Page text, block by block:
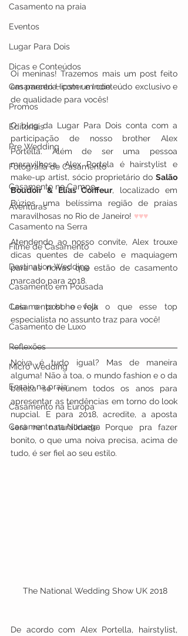
Casamento na praia
Eventos
Lugar Para Dois
Dicas e Conteúdos
Casamento Hipster e Indie
Promos
Editoriais
Pre Wedding
Fotografia de Casamento
Casamento no Campo
Aventuras
Casamento na Serra
Filme de Casamento
Destination Wedding
Casamento em Pousada
Casamento boho e folk
Casamento de Luxo
Reflexões
Micro Wedding
Ensaio na praia
Casamento na Europa
Casamento na Noruega
Oi meninas! Trazemos mais um post feito
em parceria, com um conteúdo exclusivo e
de qualidade para vocês!
O blog da Lugar Para Dois conta com a
participação de nosso brother Alex
Portella. Além de ser uma pessoa
maravilhosa, Alex Portela é hairstylist e
make-up artist, sócio proprietário do Salão
Boudoir & Elias Coiffeur, localizado em
Búzios, uma belíssima região de praias
maravilhosas no Rio de Janeiro! ♥♥♥
Atendendo ao nosso convite, Alex trouxe
dicas quentes de cabelo e maquiagem
para as noivas que estão de casamento
marcado para 2018.
Leia o post e veja o que esse top
especialista no assunto traz para você!
Noiva é tudo igual? Mas de maneira
alguma! Não à toa, o mundo fashion e o da
beleza se reúnem todos os anos para
apresentar as tendências em torno do look
nupcial. E para 2018, acredite, a aposta
será na naturalidade. Porque pra fazer
bonito, o que uma noiva precisa, acima de
tudo, é ser fiel ao seu estilo.
The National Wedding Show UK 2018
De acordo com Alex Portella, hairstylist,